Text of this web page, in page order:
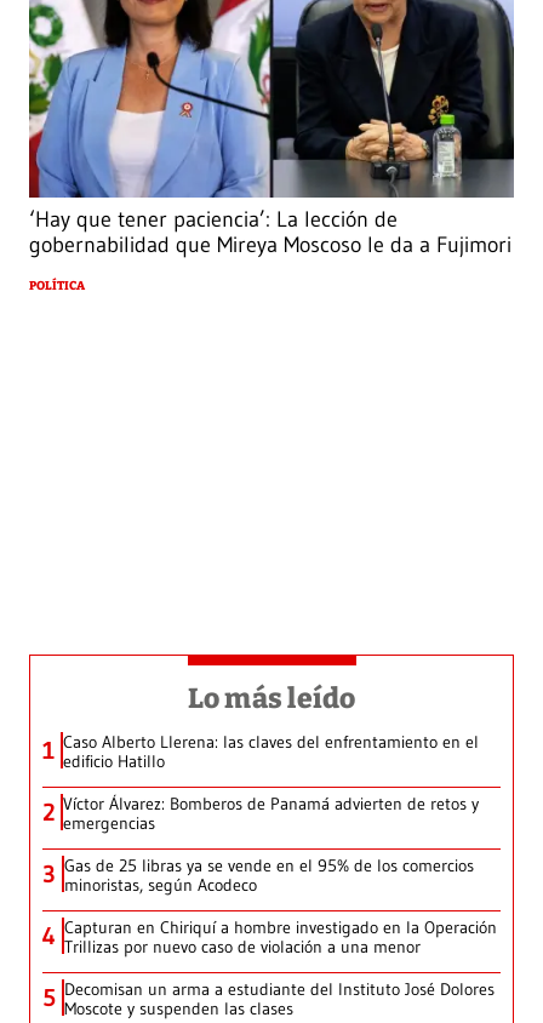
‘Hay que tener paciencia’: La lección de
gobernabilidad que Mireya Moscoso le da a Fujimori
POLÍTICA
Lo más leído
1 Caso Alberto Llerena: las claves del enfrentamiento en el
edificio Hatillo
2 Víctor Álvarez: Bomberos de Panamá advierten de retos y
emergencias
3 Gas de 25 libras ya se vende en el 95% de los comercios
minoristas, según Acodeco
4 Capturan en Chiriquí a hombre investigado en la Operación
Trillizas por nuevo caso de violación a una menor
5 Decomisan un arma a estudiante del Instituto José Dolores
Moscote y suspenden las clases